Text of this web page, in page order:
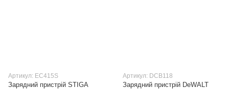
Артикул: EC415S
Зарядний пристрій STIGA
Артикул: DCB118
Зарядний пристрій DeWALT